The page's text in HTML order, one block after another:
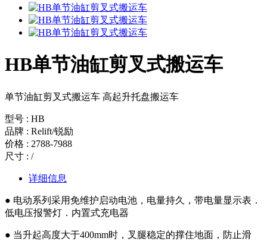
HB单节油缸剪叉式搬运车
单节油缸剪叉式搬运车 高起升托盘搬运车
型号 : HB
品牌 : Relift/锐励
价格 : 2788-7988
尺寸 : /
详细信息
● 电动系列采用免维护启动电池，电量持久，带电量显示表．
低电压报警灯．内置式充电器
● 当升起高度大于400mm时，叉腿稳定的撑住地面，防止滑